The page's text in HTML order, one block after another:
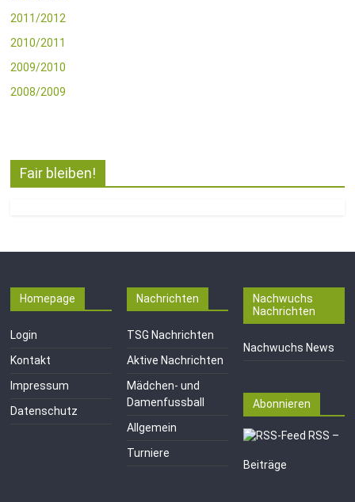
2011/2012
2010/2011
2009/2010
2008/2009
Fair bleiben!
Homepage
Login
Kontakt
Impressum
Datenschutz
Nachrichten
TSG Nachrichten
Aktive Nachrichten
Mädchen- und
Damenfussball
Allgemein
Turniere
Nachwuchs
Nachrichten
Nachwuchs News
Abonnieren
RSS –
Beiträge